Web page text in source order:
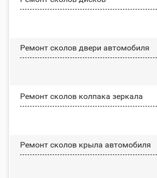
Ремонт сколов двери автомобиля
Ремонт сколов колпака зеркала
Ремонт сколов крыла автомобиля